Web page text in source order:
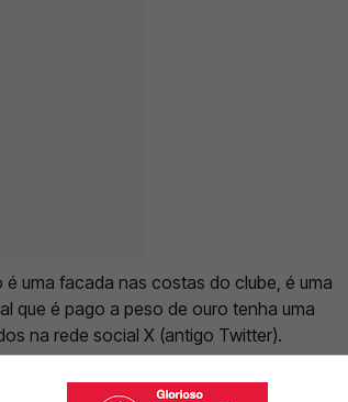
uma facada nas costas do clube, é uma
que é pago a peso de ouro tenha uma
na rede social X (antigo Twitter).